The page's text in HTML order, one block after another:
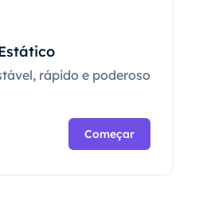
rápido e poderoso
Começar